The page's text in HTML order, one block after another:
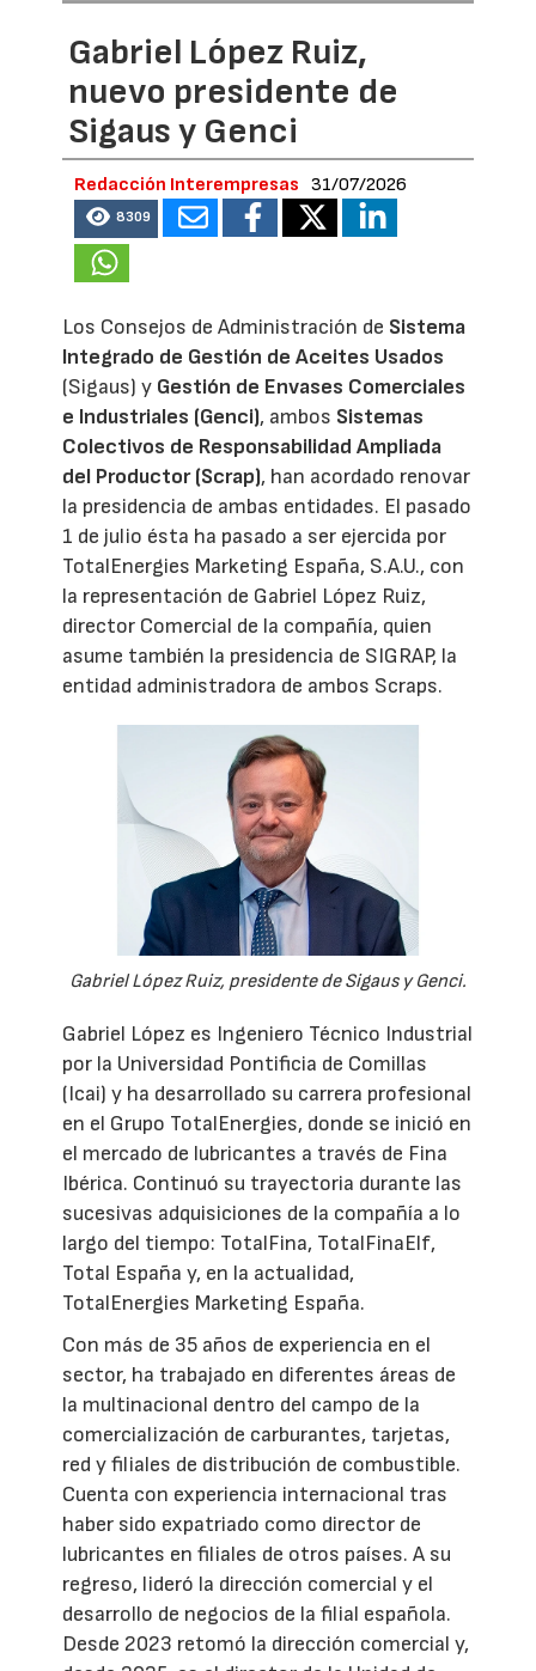
Gabriel López Ruiz,
nuevo presidente de
Sigaus y Genci
Redacción Interempresas 31/07/2026
8309
Los Consejos de Administración de Sistema
Integrado de Gestión de Aceites Usados
(Sigaus) y Gestión de Envases Comerciales
e Industriales (Genci), ambos Sistemas
Colectivos de Responsabilidad Ampliada
del Productor (Scrap), han acordado renovar
la presidencia de ambas entidades. El pasado
1 de julio ésta ha pasado a ser ejercida por
TotalEnergies Marketing España, S.A.U., con
la representación de Gabriel López Ruiz,
director Comercial de la compañía, quien
asume también la presidencia de SIGRAP, la
entidad administradora de ambos Scraps.
Gabriel López Ruiz, presidente de Sigaus y Genci.
Gabriel López es Ingeniero Técnico Industrial
por la Universidad Pontificia de Comillas
(Icai) y ha desarrollado su carrera profesional
en el Grupo TotalEnergies, donde se inició en
el mercado de lubricantes a través de Fina
Ibérica. Continuó su trayectoria durante las
sucesivas adquisiciones de la compañía a lo
largo del tiempo: TotalFina, TotalFinaElf,
Total España y, en la actualidad,
TotalEnergies Marketing España.
Con más de 35 años de experiencia en el
sector, ha trabajado en diferentes áreas de
la multinacional dentro del campo de la
comercialización de carburantes, tarjetas,
red y filiales de distribución de combustible.
Cuenta con experiencia internacional tras
haber sido expatriado como director de
lubricantes en filiales de otros países. A su
regreso, lideró la dirección comercial y el
desarrollo de negocios de la filial española.
Desde 2023 retomó la dirección comercial y,